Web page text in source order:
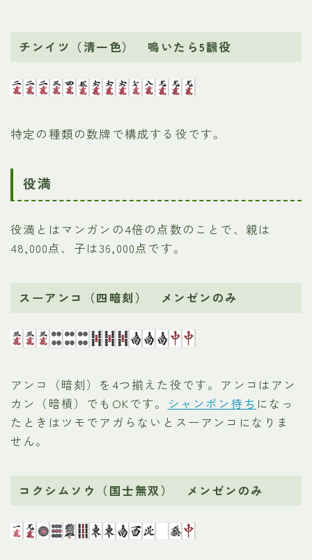
チンイツ（清一色） 鳴いたら5飜役
特定の種類の数牌で構成する役です。
役満
役満とはマンガンの4倍の点数のことで、親は
48,000点、子は36,000点です。
スーアンコ（四暗刻） メンゼンのみ
アンコ（暗刻）を4つ揃えた役です。アンコはアン
カン（暗槓）でもOKです。 シャンポン待ち になっ
たときはツモでアガらないとスーアンコになりま
せん。
コクシムソウ（国士無双） メンゼンのみ